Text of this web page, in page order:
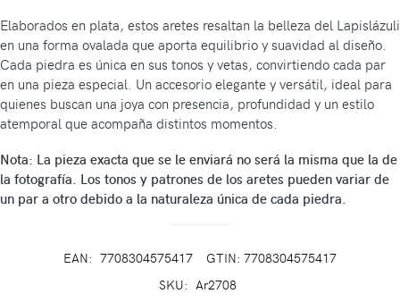
Elaborados en plata, estos aretes resaltan la belleza del Lapislázuli
en una forma ovalada que aporta equilibrio y suavidad al diseño.
Cada piedra es única en sus tonos y vetas, convirtiendo cada par
en una pieza especial. Un accesorio elegante y versátil, ideal para
quienes buscan una joya con presencia, profundidad y un estilo
atemporal que acompaña distintos momentos.
Nota: La pieza exacta que se le enviará no será la misma que la de
la fotografía. Los tonos y patrones de los aretes pueden variar de
un par a otro debido a la naturaleza única de cada piedra.
EAN: 7708304575417
GTIN: 7708304575417
SKU: Ar2708